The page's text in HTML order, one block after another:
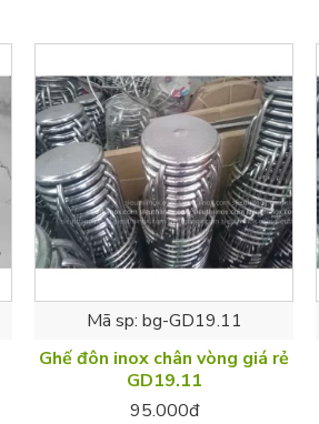
Mã sp: bg-GD19.11
Ghế đôn inox chân vòng giá rẻ
GD19.11
95.000đ